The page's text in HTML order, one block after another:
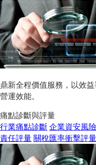
鼎新全程價值服務，以效
營運效能。
痛點診斷與評量
行業痛點診斷企業資安風
責任評量關稅匯率衝擊評量